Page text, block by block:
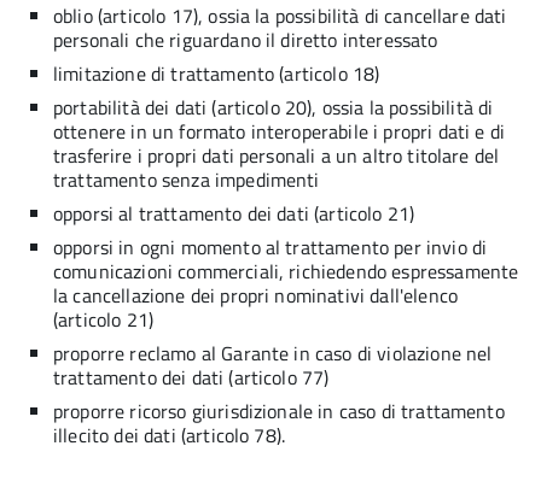
oblio (articolo 17), ossia la possibilità di cancellare dati
personali che riguardano il diretto interessato
limitazione di trattamento (articolo 18)
portabilità dei dati (articolo 20), ossia la possibilità di
ottenere in un formato interoperabile i propri dati e di
trasferire i propri dati personali a un altro titolare del
trattamento senza impedimenti
opporsi al trattamento dei dati (articolo 21)
opporsi in ogni momento al trattamento per invio di
comunicazioni commerciali, richiedendo espressamente
la cancellazione dei propri nominativi dall'elenco
(articolo 21)
proporre reclamo al Garante in caso di violazione nel
trattamento dei dati (articolo 77)
proporre ricorso giurisdizionale in caso di trattamento
illecito dei dati (articolo 78).